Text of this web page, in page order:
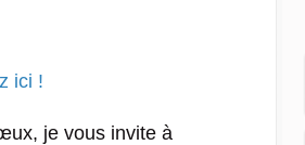
ici !
je vous invite à